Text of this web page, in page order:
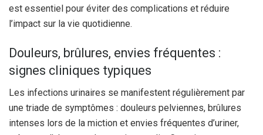
est essentiel pour éviter des complications et réduire
l’impact sur la vie quotidienne.
Douleurs, brûlures, envies fréquentes :
signes cliniques typiques
Les infections urinaires se manifestent régulièrement par
une triade de symptômes : douleurs pelviennes, brûlures
intenses lors de la miction et envies fréquentes d’uriner,